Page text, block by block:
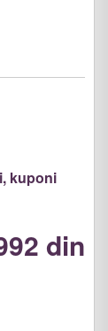
kuponi
din